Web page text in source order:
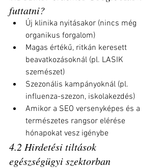
futtatni?
Új klinika nyitásakor (nincs még
organikus forgalom)
Magas értékű, ritkán keresett
beavatkozásoknál (pl. LASIK
szemészet)
Szezonális kampányoknál (pl.
influenza-szezon, iskolakezdés)
Amikor a SEO versenyképes és a
természetes rangsor elérése
hónapokat vesz igénybe
4.2 Hirdetési tiltások
egészségügyi szektorban